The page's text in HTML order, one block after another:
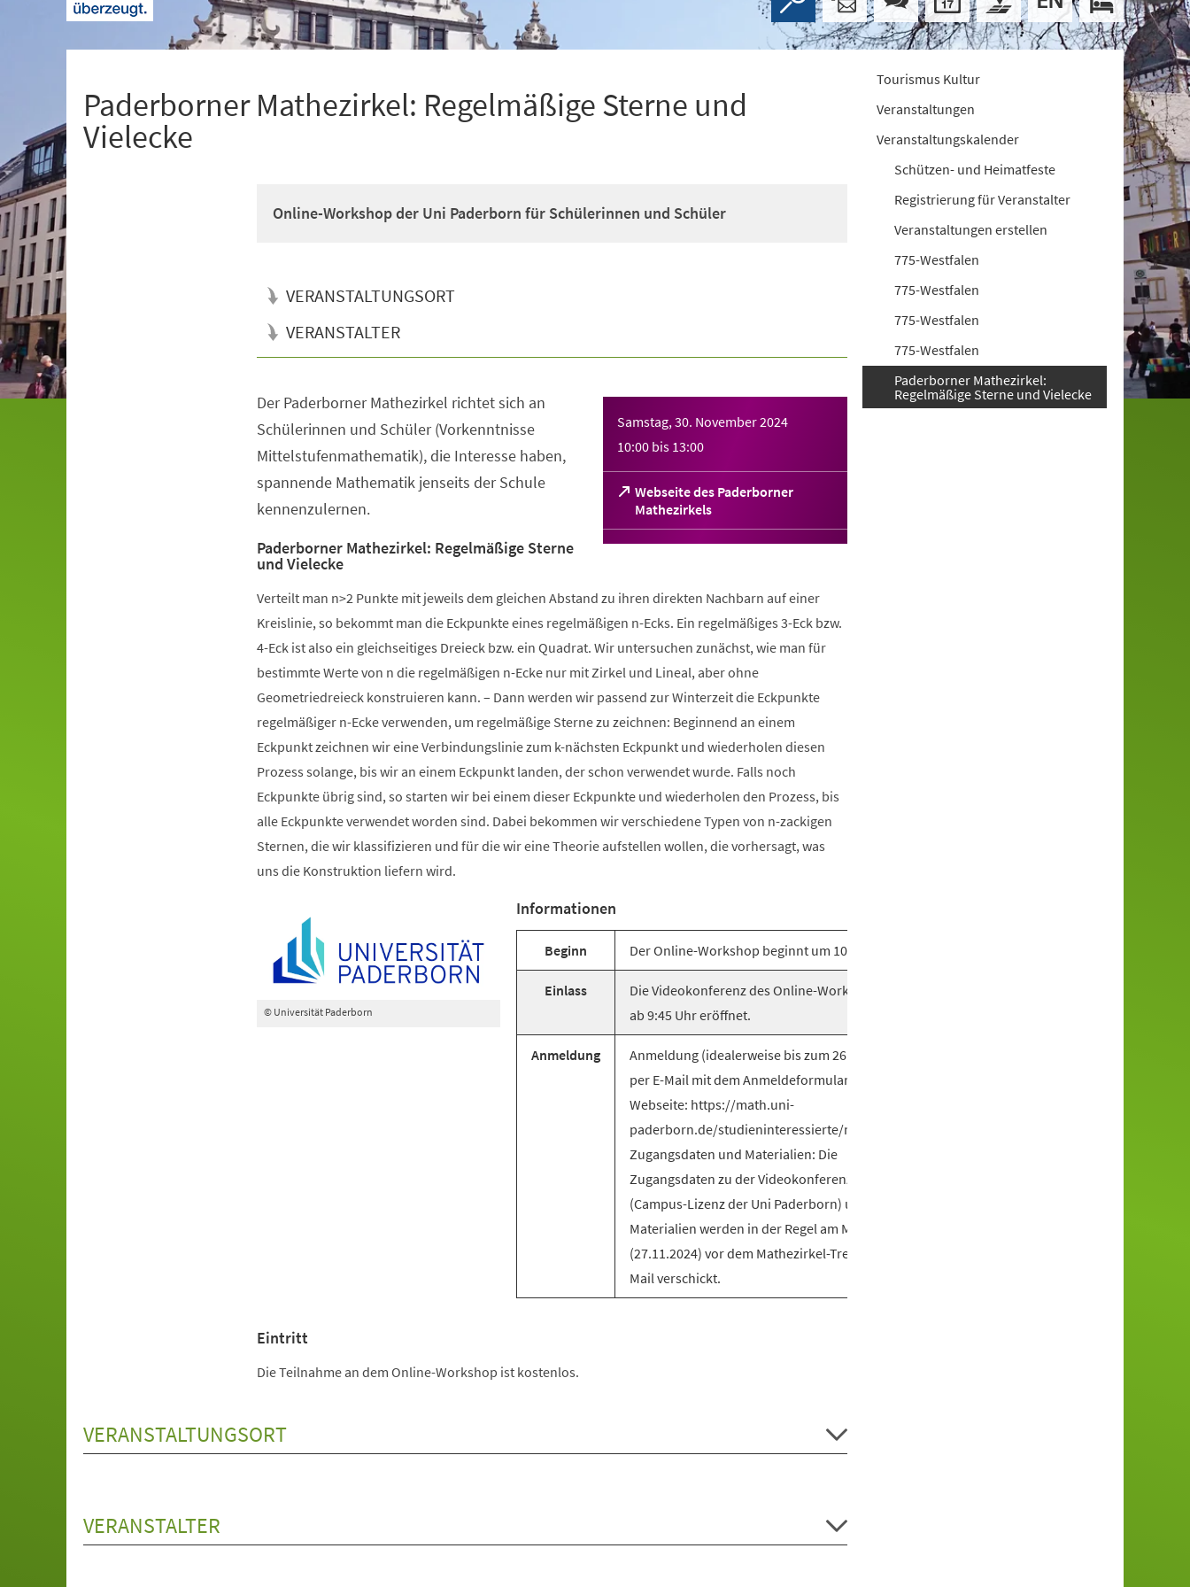
Paderborner Mathezirkel: Regelmäßige Sterne und
Vielecke
Online-Workshop der Uni Paderborn für Schülerinnen und Schüler
VERANSTALTUNGSORT
VERANSTALTER
Samstag, 30. November 2024
10:00 bis 13:00
Webseite des Paderborner
Mathezirkels
(Öffnet
in
einem
Der Paderborner Mathezirkel richtet sich an
Schülerinnen und Schüler (Vorkenntnisse
Mittelstufenmathematik), die Interesse haben,
spannende Mathematik jenseits der Schule
kennenzulernen.
Paderborner Mathezirkel: Regelmäßige Sterne
und Vielecke
Verteilt man n>2 Punkte mit jeweils dem gleichen Abstand zu ihren direkten Nachbarn auf einer
Kreislinie, so bekommt man die Eckpunkte eines regelmäßigen n-Ecks. Ein regelmäßiges 3-Eck bzw.
4-Eck ist also ein gleichseitiges Dreieck bzw. ein Quadrat. Wir untersuchen zunächst, wie man für
bestimmte Werte von n die regelmäßigen n-Ecke nur mit Zirkel und Lineal, aber ohne
Geometriedreieck konstruieren kann. – Dann werden wir passend zur Winterzeit die Eckpunkte
regelmäßiger n-Ecke verwenden, um regelmäßige Sterne zu zeichnen: Beginnend an einem
Eckpunkt zeichnen wir eine Verbindungslinie zum k-nächsten Eckpunkt und wiederholen diesen
Prozess solange, bis wir an einem Eckpunkt landen, der schon verwendet wurde. Falls noch
Eckpunkte übrig sind, so starten wir bei einem dieser Eckpunkte und wiederholen den Prozess, bis
alle Eckpunkte verwendet worden sind. Dabei bekommen wir verschiedene Typen von n-zackigen
Sternen, die wir klassifizieren und für die wir eine Theorie aufstellen wollen, die vorhersagt, was
uns die Konstruktion liefern wird.
© Universität Paderborn
Informationen
Beginn Der Online-Workshop beginnt um 10:00 Uhr.
Einlass
Die Videokonferenz des Online-Workshops ist
ab 9:45 Uhr eröffnet.
Anmeldung
Anmeldung (idealerweise bis zum 26.11.2024)
per E-Mail mit dem Anmeldeformular von der
Webseite: https://math.uni-
paderborn.de/studieninteressierte/mathezirkel
Zugangsdaten und Materialien: Die
Zugangsdaten zu der Videokonferenz mit Zoom
(Campus-Lizenz der Uni Paderborn) und die
Materialien werden in der Regel am Mittwoch
(27.11.2024) vor dem Mathezirkel-Treffen per E-
Mail verschickt.
Eintritt
Die Teilnahme an dem Online-Workshop ist kostenlos.
VERANSTALTUNGSORT
VERANSTALTER
Tourismus Kultur
Veranstaltungen
Veranstaltungskalender
Schützen- und Heimatfeste
Registrierung für Veranstalter
Veranstaltungen erstellen
775-Westfalen
775-Westfalen
775-Westfalen
775-Westfalen
Paderborner Mathezirkel:
Regelmäßige Sterne und Vielecke